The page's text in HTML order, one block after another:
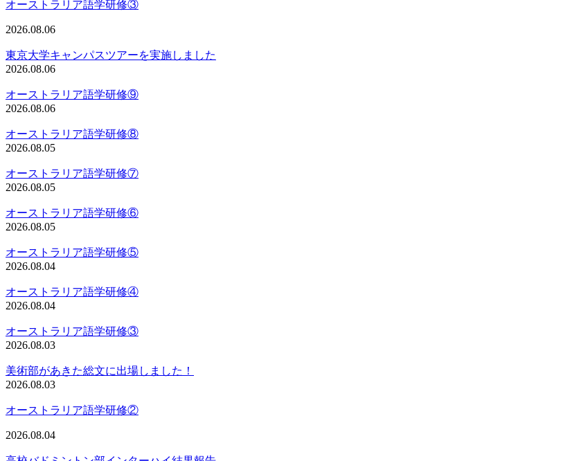
オーストラリア語学研修③
2026.08.06
東京大学キャンパスツアーを実施しました
2026.08.06
オーストラリア語学研修⑨
2026.08.06
オーストラリア語学研修⑧
2026.08.05
オーストラリア語学研修⑦
2026.08.05
オーストラリア語学研修⑥
2026.08.05
オーストラリア語学研修⑤
2026.08.04
オーストラリア語学研修④
2026.08.04
オーストラリア語学研修③
2026.08.03
美術部があきた総文に出場しました！
2026.08.03
オーストラリア語学研修②
2026.08.04